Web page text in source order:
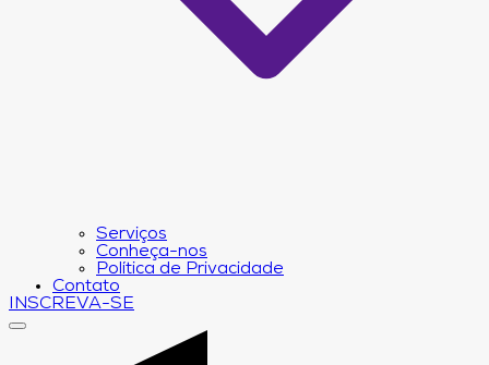
Serviços
Conheça-nos
Política de Privacidade
Contato
INSCREVA-SE